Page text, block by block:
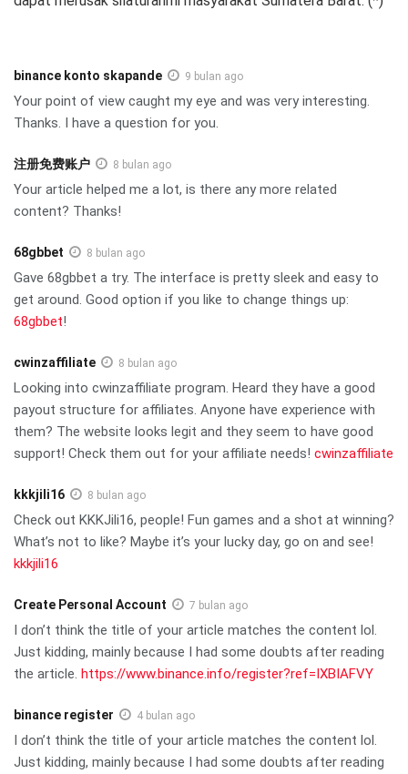
binance konto skapande 9 bulan ago
Your point of view caught my eye and was very interesting.
Thanks. I have a question for you.
注册免费账户 8 bulan ago
Your article helped me a lot, is there any more related
content? Thanks!
68gbbet 8 bulan ago
Gave 68gbbet a try. The interface is pretty sleek and easy to
get around. Good option if you like to change things up:
68gbbet!
cwinzaffiliate 8 bulan ago
Looking into cwinzaffiliate program. Heard they have a good
payout structure for affiliates. Anyone have experience with
them? The website looks legit and they seem to have good
support! Check them out for your affiliate needs! cwinzaffiliate
kkkjili16 8 bulan ago
Check out KKKJili16, people! Fun games and a shot at winning?
What’s not to like? Maybe it’s your lucky day, go on and see!
kkkjili16
Create Personal Account 7 bulan ago
I don’t think the title of your article matches the content lol.
Just kidding, mainly because I had some doubts after reading
the article. https://www.binance.info/register?ref=IXBIAFVY
binance register 4 bulan ago
I don’t think the title of your article matches the content lol.
Just kidding, mainly because I had some doubts after reading